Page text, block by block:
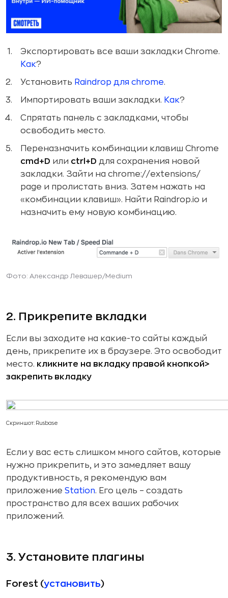
Экспортировать все ваши закладки Chrome.
Как?
Установить Raindrop для chrome.
Импортировать ваши закладки. Как?
Спрятать панель с закладками, чтобы
освободить место.
Переназначить комбинации клавиш Chrome
cmd+D или ctrl+D для сохранения новой
закладки. Зайти на chrome://extensions/
page и пролистать вниз. Затем нажать на
«комбинации клавиш». Найти Raindrop.io и
назначить ему новую комбинацию.
Фото: Александр Левашер/Medium
2. Прикрепите вкладки
Если вы заходите на какие-то сайты каждый
день, прикрепите их в браузере. Это освободит
место. кликните на вкладку правой кнопкой>
закрепить вкладку
Скриншот: Rusbase
Если у вас есть слишком много сайтов, которые
нужно прикрепить, и это замедляет вашу
продуктивность, я рекомендую вам
приложение Station. Его цель – создать
пространство для всех ваших рабочих
приложений.
3. Установите плагины
Forest (установить)